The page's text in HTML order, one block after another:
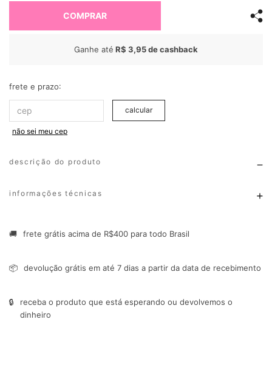
COMPRAR
Ganhe até R$ 3,95de cashback
frete e prazo:
calcular
não sei meu cep
descrição do produto
informações técnicas
🚚 frete grátis acima de R$400 para todo Brasil
📦 devolução grátis em até 7 dias a partir da data de recebimento
🔒
receba o produto que está esperando ou devolvemos o
dinheiro